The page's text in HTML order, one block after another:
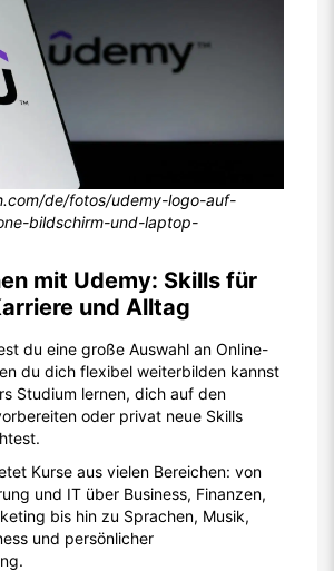
de/fotos/udemy-logo-auf-
bildschirm-und-laptop-
mit Udemy: Skills für
und Alltag
du eine große Auswahl an Online-
du dich flexibel weiterbilden kannst
Studium lernen, dich auf den
oder privat neue Skills
Kurse aus vielen Bereichen: von
und IT über Business, Finanzen,
bis hin zu Sprachen, Musik,
und persönlicher